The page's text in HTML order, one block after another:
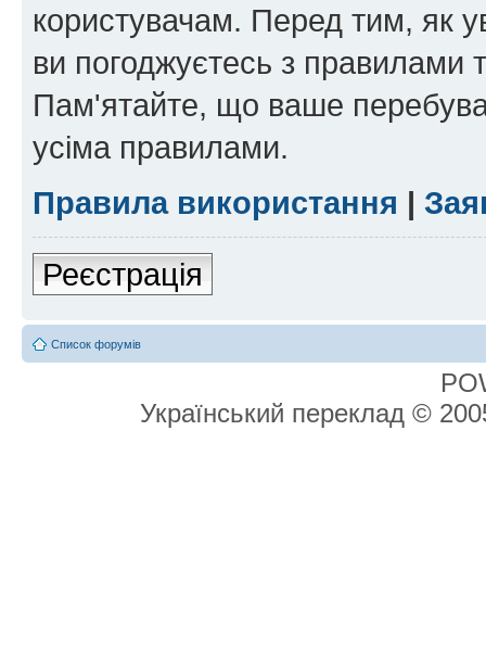
користувачам. Перед тим, як
ви погоджуєтесь з правилами
Пам'ятайте, що ваше
усіма правилами.
Правила використання |
Реєстрація
Список форумів
Український переклад ©